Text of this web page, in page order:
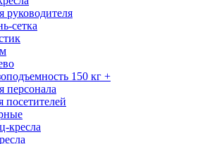
руководителя
сетка
150 кг +
персонала
посетителей
кресла